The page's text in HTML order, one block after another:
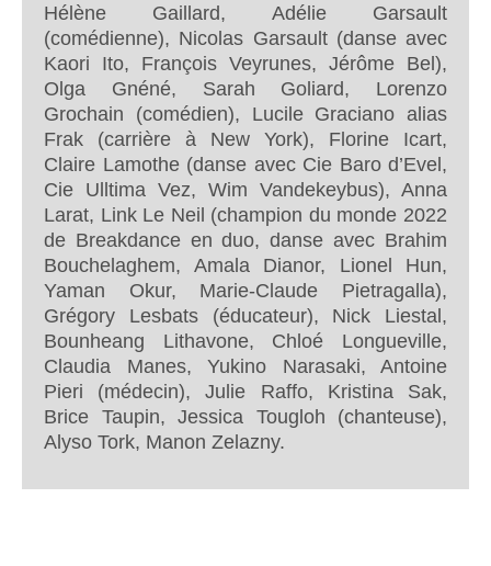
Hélène Gaillard, Adélie Garsault
(comédienne), Nicolas Garsault (danse avec
Kaori Ito, François Veyrunes, Jérôme Bel),
Olga Gnéné, Sarah Goliard, Lorenzo
Grochain (comédien), Lucile Graciano alias
Frak (carrière à New York), Florine Icart,
Claire Lamothe (danse avec Cie Baro d’Evel,
Cie Ulltima Vez, Wim Vandekeybus), Anna
Larat, Link Le Neil (champion du monde 2022
de Breakdance en duo, danse avec Brahim
Bouchelaghem, Amala Dianor, Lionel Hun,
Yaman Okur, Marie-Claude Pietragalla),
Grégory Lesbats (éducateur), Nick Liestal,
Bounheang Lithavone, Chloé Longueville,
Claudia Manes, Yukino Narasaki, Antoine
Pieri (médecin), Julie Raffo, Kristina Sak,
Brice Taupin, Jessica Tougloh (chanteuse),
Alyso Tork, Manon Zelazny.